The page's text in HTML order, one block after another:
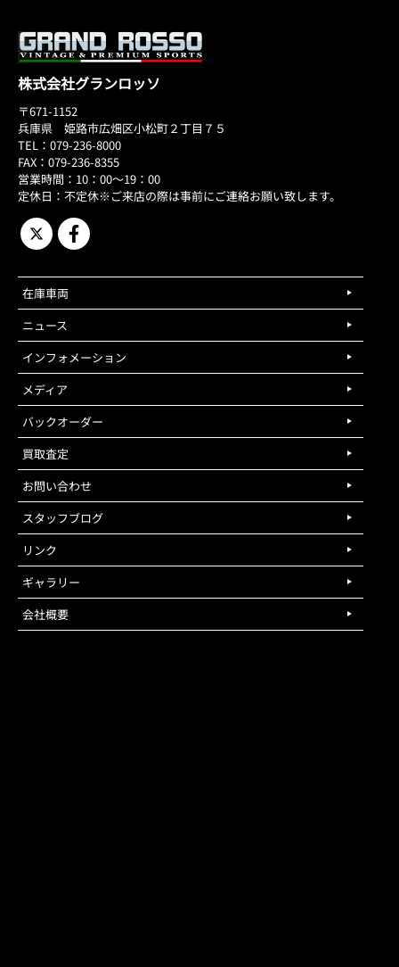
株式会社グランロッソ
〒671-1152
兵庫県 姫路市広畑区小松町２丁目７５
TEL：079-236-8000
FAX：079-236-8355
営業時間：10：00～19：00
定休日：不定休※ご来店の際は事前にご連絡お願い致します。
在庫車両
ニュース
インフォメーション
メディア
バックオーダー
買取査定
お問い合わせ
スタッフブログ
リンク
ギャラリー
会社概要